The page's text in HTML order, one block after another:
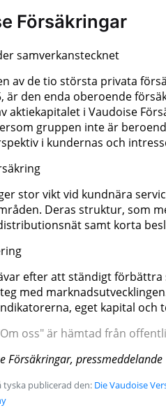
Försäkringar
samverkanstecknet
av de tio största privata
är den enda oberoende
aktiekapitalet i Vaudoise
gruppen inte är
i kundernas och
stor vikt vid kundnära
Deras struktur, som
samt korta
efter att ständigt
med
eget kapital och
oss" är hämtad från
Försäkringar, pressmeddelande
tyska publicerad den: Die Vaudoise